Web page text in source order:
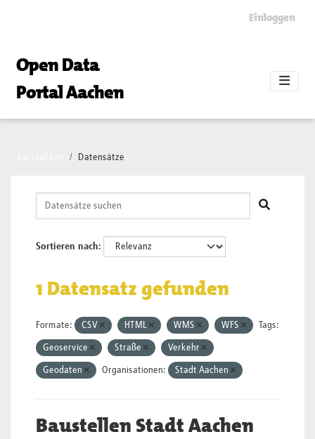
Einloggen
Open Data
Portal Aachen
Datensätze
Sortieren nach
1 Datensatz gefunden
Formate: CSV HTML WMS WFS Tags:
Geoservice Straße Verkehr
Geodaten Organisationen: Stadt Aachen
Baustellen Stadt Aachen